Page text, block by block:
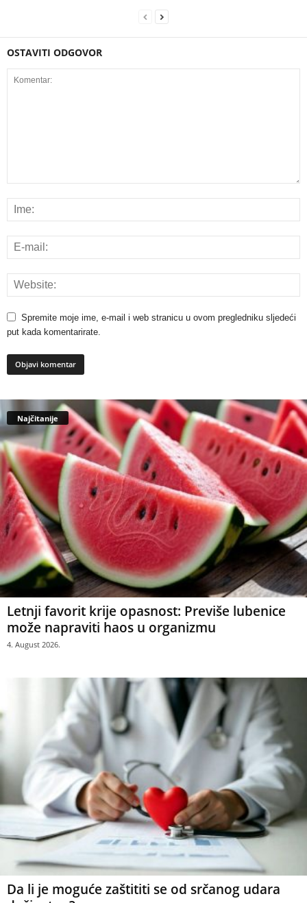
OSTAVITI ODGOVOR
Spremite moje ime, e-mail i web stranicu u ovom pregledniku sljedeći
put kada komentarirate.
Najčitanije
Letnji favorit krije opasnost: Previše lubenice
može napraviti haos u organizmu
4. August 2026.
Da li je moguće zaštititi se od srčanog udara